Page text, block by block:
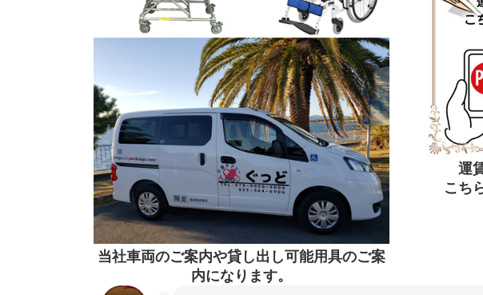
当社車両のご案内や貸し出し可能用具のご案
内になります。
運
こち